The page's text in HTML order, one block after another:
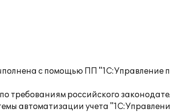
c помощью ПП "1С:Управление
требованиям российского
автоматизации учета